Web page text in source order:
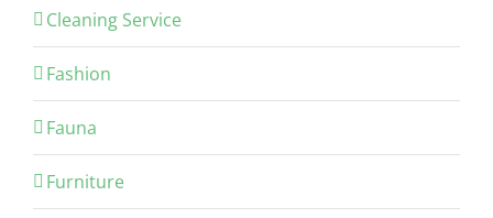
Cleaning Service
Fashion
Fauna
Furniture